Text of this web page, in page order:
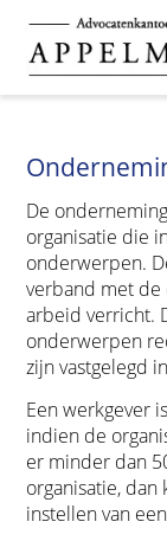
De
organisatie die
onderwerpen.
verband met
arbeid verricht.
onderwerpen
zijn vastgelegd
Een werkgever
indien de
er minder dan
organisatie,
instellen van